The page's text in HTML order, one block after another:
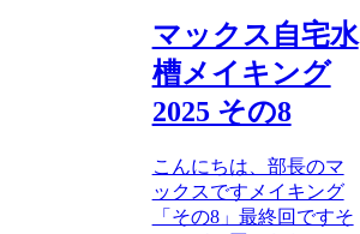
マックス自宅水
槽メイキング
2025 その8
こんにちは、部長のマ
ックスですメイキング
「その8」最終回ですそ